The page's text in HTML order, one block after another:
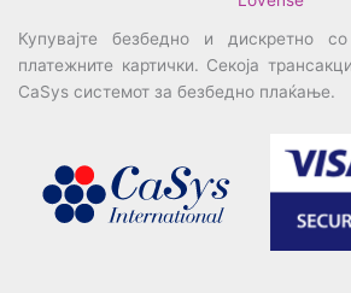
Купувајте безбедно и дискретно
платежните картички. Секоја
CaSys системот за безбедно плаќање.